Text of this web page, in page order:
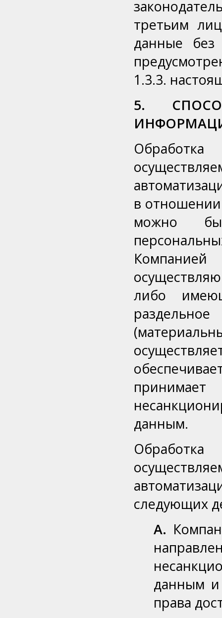
третьим
данные без
1.3.3.
5.
Обработка
в
можно
либо
данным.
Обработка
следующих
A.
данным
права